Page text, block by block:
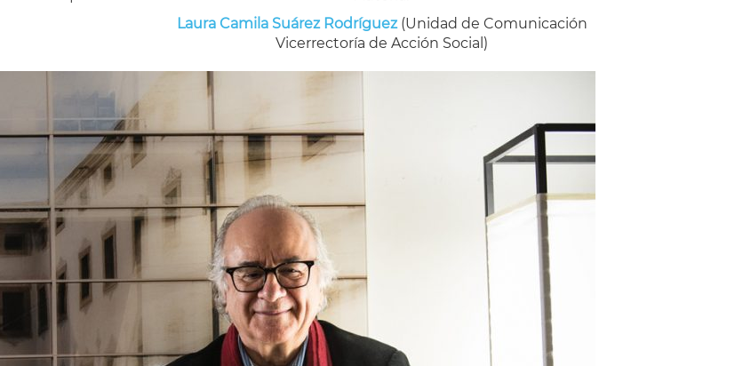
Laura Camila Suárez Rodríguez(Unidad de Comunicación
Vicerrectoría de Acción Social)